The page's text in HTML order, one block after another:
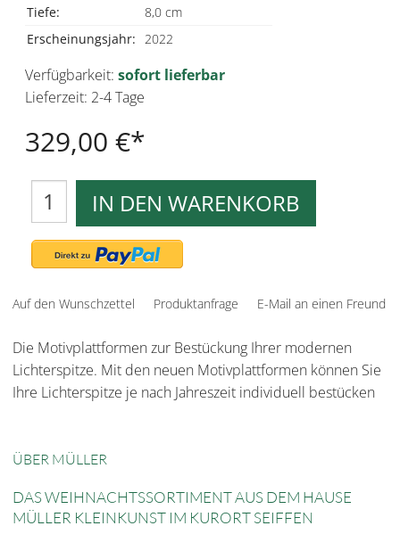
Tiefe:
8,0 cm
Erscheinungsjahr:
2022
Verfügbarkeit: sofort lieferbar
Lieferzeit: 2-4 Tage
329,00 €
IN DEN WARENKORB
Auf den Wunschzettel Produktanfrage E-Mail an einen Freund
Die Motivplattformen zur Bestückung Ihrer modernen
Lichterspitze. Mit den neuen Motivplattformen können Sie
Ihre Lichterspitze je nach Jahreszeit individuell bestücken
ÜBER MÜLLER
DAS WEIHNACHTSSORTIMENT AUS DEM HAUSE
MÜLLER KLEINKUNST IM KURORT SEIFFEN